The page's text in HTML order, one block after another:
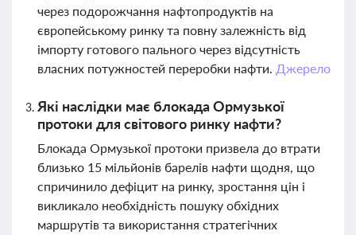
через подорожчання нафтопродуктів на
європейському ринку та повну залежність від
імпорту готового пального через відсутність
власних потужностей переробки нафти. Джерело
Які наслідки має блокада Ормузької
протоки для світового ринку нафти?
Блокада Ормузької протоки призвела до втрати
близько 15 мільйонів барелів нафти щодня, що
спричинило дефіцит на ринку, зростання цін і
викликало необхідність пошуку обхідних
маршрутів та використання стратегічних